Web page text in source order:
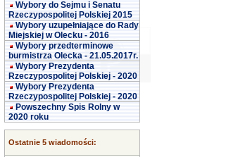
Wybory do Sejmu i Senatu
Rzeczypospolitej Polskiej 2015
Wybory uzupełniające do Rady
Miejskiej w Olecku - 2016
Wybory przedterminowe
burmistrza Olecka - 21.05.2017r.
Wybory Prezydenta
Rzeczypospolitej Polskiej - 2020
Wybory Prezydenta
Rzeczypospolitej Polskiej - 2020
Powszechny Spis Rolny w
2020 roku
Ostatnie 5 wiadomości: